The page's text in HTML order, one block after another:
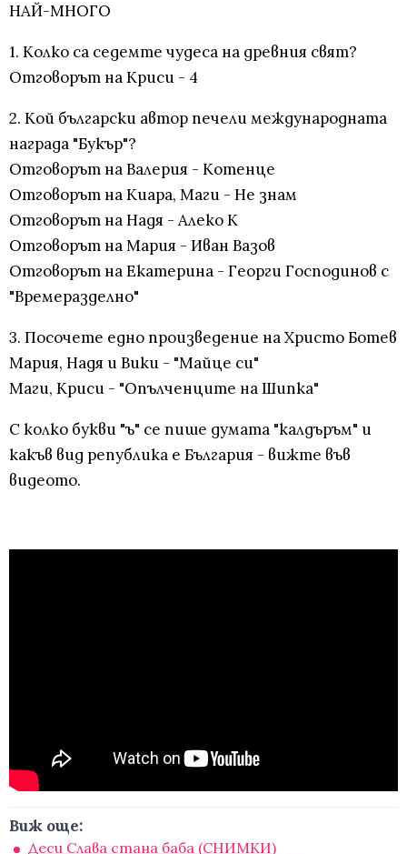
НАЙ-МНОГО
1. Колко са седемте чудеса на древния свят?
Отговорът на Криси - 4
2. Кой български автор печели международната
награда "Букър"?
Отговорът на Валерия - Котенце
Отговорът на Киара, Маги - Не знам
Отговорът на Надя - Алеко К
Отговорът на Мария - Иван Вазов
Отговорът на Екатерина - Георги Господинов с
"Времеразделно"
3. Посочете едно произведение на Христо Ботев
Мария, Надя и Вики - "Майце си"
Маги, Криси - "Опълченците на Шипка"
С колко букви "ъ" се пише думата "калдъръм" и
какъв вид република е България - вижте във
видеото.
Виж още:
Деси Слава стана баба (СНИМКИ)